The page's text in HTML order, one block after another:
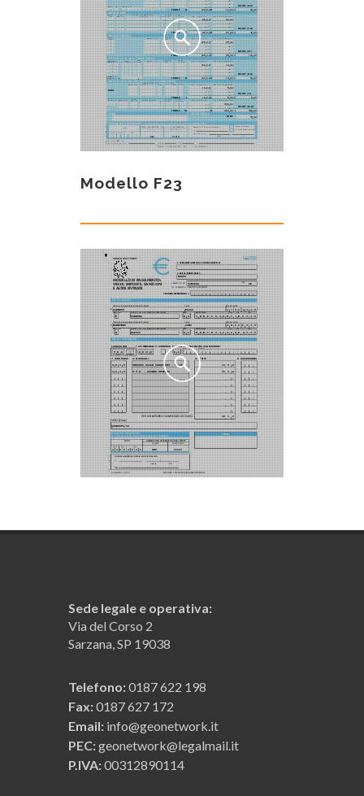
Modello F23
Sede legale e operativa:
Via del Corso 2
Sarzana, SP 19038
Telefono:0187 622 198
Fax:0187 627 172
Email: info@geonetwork.it
PEC:geonetwork@legalmail.it
P.IVA:00312890114